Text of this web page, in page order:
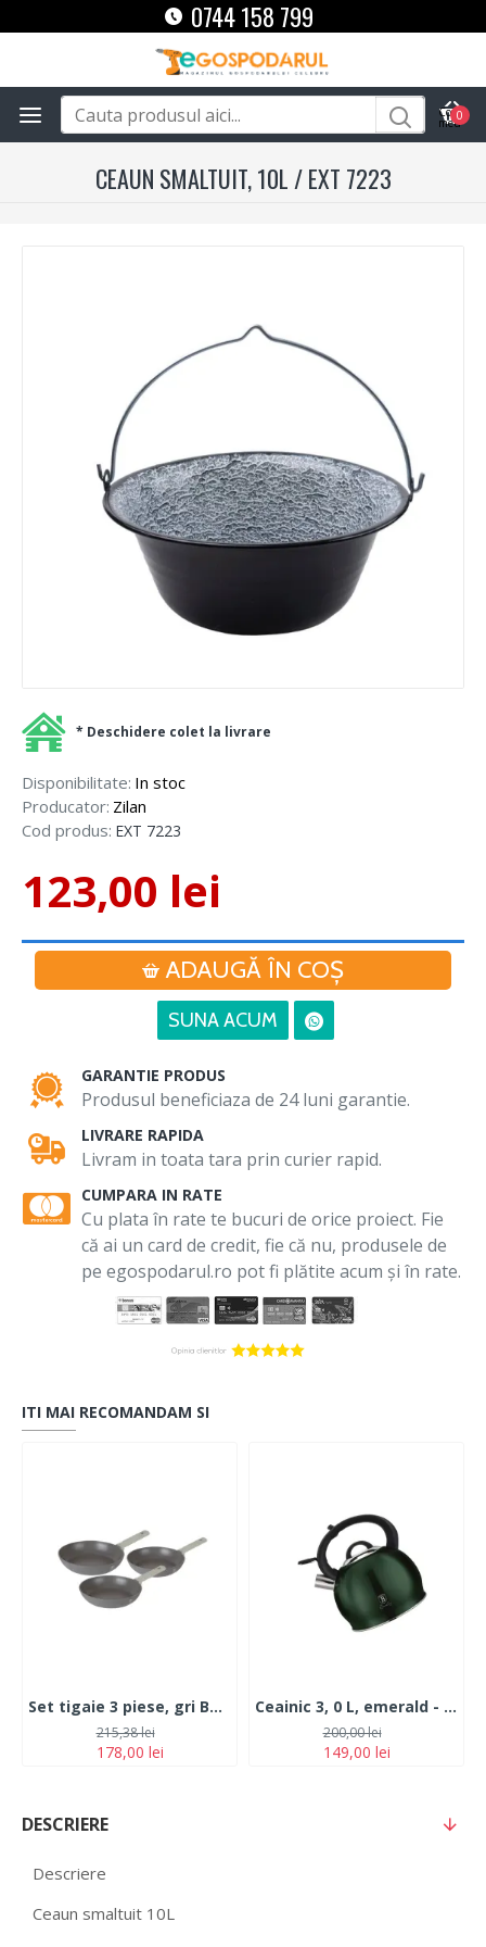
0744 158 799
0
CEAUN SMALTUIT, 10L / EXT 7223
Disponibilitate: In stoc
Producator: Zilan
Cod produs: EXT 7223
123,00 lei
ADAUGĂ ÎN COŞ
SUNA ACUM
* Deschidere colet la livrare
GARANTIE PRODUS
Produsul beneficiaza de 24 luni garantie.
LIVRARE RAPIDA
Livram in toata tara prin curier rapid.
CUMPARA IN RATE
Cu plata în rate te bucuri de orice proiect. Fie
că ai un card de credit, fie că nu, produsele de
pe egospodarul.ro pot fi plătite acum și în rate.
ITI MAI RECOMANDAM SI
Set tigaie 3 piese, gri Berlinger Haus BH-7075N Aspen collection
178,00 lei
215,38 lei
Ceainic 3, 0 L, emerald - BH/1076NO-2-6
149,00 lei
200,00 lei
DESCRIERE
Descriere
Ceaun smaltuit 10L